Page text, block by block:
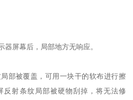
屏幕后，局部地方无响应。
部被覆盖，可用一块干的软布进行擦
反射条纹局部被硬物刮掉，将无法修